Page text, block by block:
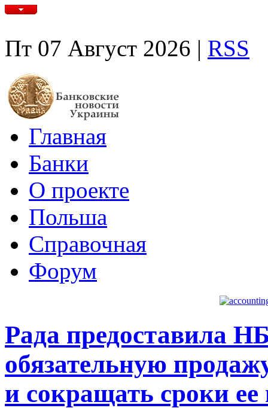
Пт 07 Август 2026 | RSS
Главная
Банки
О проекте
Польша
Справочная
Форум
Рада предоставила
обязательную
и сокращать сроки ее